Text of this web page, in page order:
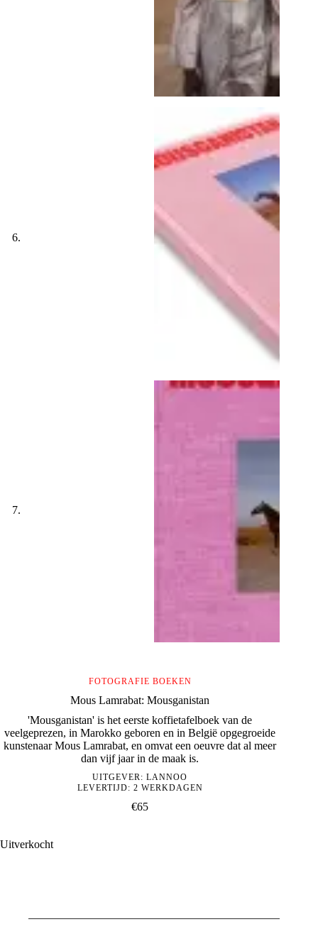
FOTOGRAFIE BOEKEN
Mous Lamrabat: Mousganistan
'Mousganistan' is het eerste koffietafelboek van de
veelgeprezen, in Marokko geboren en in België opgegroeide
kunstenaar Mous Lamrabat, en omvat een oeuvre dat al meer
dan vijf jaar in de maak is.
UITGEVER:LANNOO
LEVERTIJD: 2 WERKDAGEN
€65
Uitverkocht